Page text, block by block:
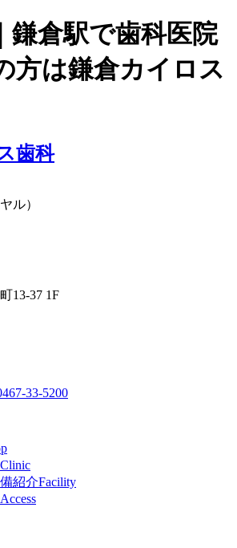
鎌倉駅で歯科医院
方は鎌倉カイロス
ル）
13-37 1F
Clinic
紹介Facility
Access